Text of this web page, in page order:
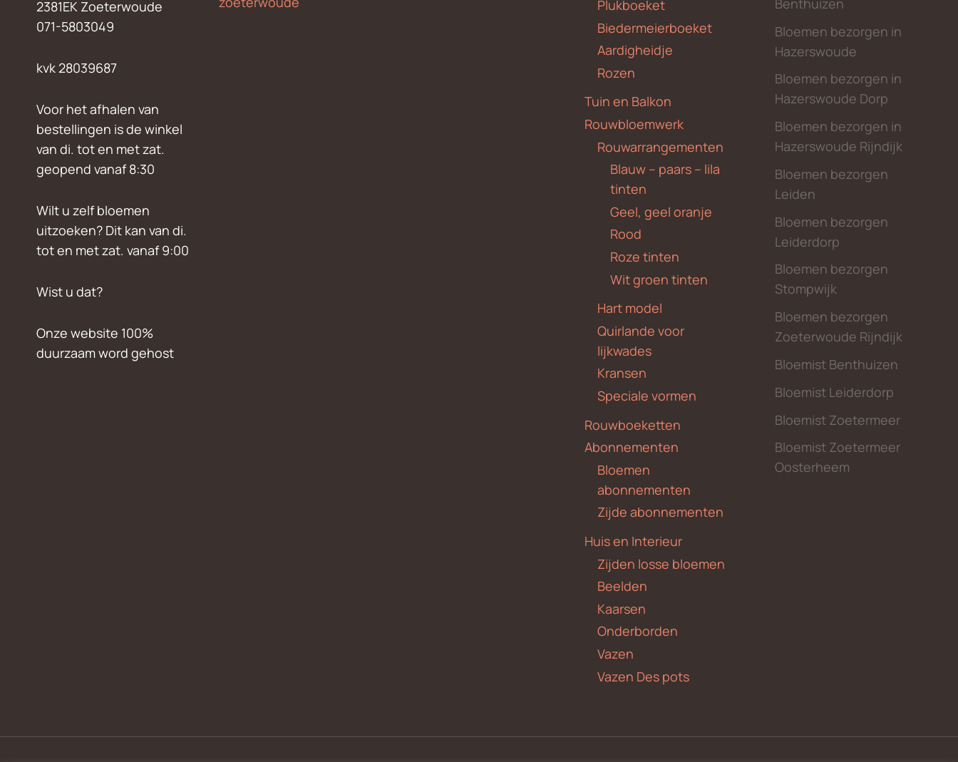
2381EK Zoeterwoude
071-5803049
kvk 28039687
Voor het afhalen van
bestellingen is de winkel
van di. tot en met zat.
geopend vanaf 8:30
Wilt u zelf bloemen
uitzoeken? Dit kan van di.
tot en met zat. vanaf 9:00
Wist u dat?
Onze website 100%
duurzaam word gehost
Plukboeket
Biedermeierboeket
Aardigheidje
Rozen
Tuin en Balkon
Rouwbloemwerk
Rouwarrangementen
Blauw – paars – lila
tinten
Geel, geel oranje
Rood
Roze tinten
Wit groen tinten
Hart model
Quirlande voor
lijkwades
Kransen
Speciale vormen
Rouwboeketten
Abonnementen
Bloemen
abonnementen
Zijde abonnementen
Huis en Interieur
Zijden losse bloemen
Beelden
Kaarsen
Onderborden
Vazen
Vazen Des pots
Bloemen bezorgen in
Hazerswoude
Bloemen bezorgen in
Hazerswoude Dorp
Bloemen bezorgen in
Hazerswoude Rijndijk
Bloemen bezorgen
Leiden
Bloemen bezorgen
Leiderdorp
Bloemen bezorgen
Stompwijk
Bloemen bezorgen
Zoeterwoude Rijndijk
Bloemist Benthuizen
Bloemist Leiderdorp
Bloemist Zoetermeer
Bloemist Zoetermeer
Oosterheem